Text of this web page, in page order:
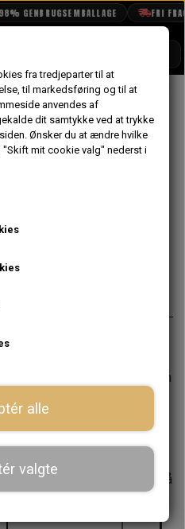
GENBRUGSEMBALLAGE FRI
Front Gitter
Gitter
Udvendig
kr.
grille look fra MK1/MK2, men
liste på kofangerlæben, så den
på ALLE Mini'er fra MK2->
åbning af motorhjelm.
leveringstid:
Varen er på
fra tredjeparter til at
til markedsføring og til at
anvendes af
dit samtykke ved at trykke
Ønsker du at ændre hvilke
mit cookie valg" nederst i
alle
valgte